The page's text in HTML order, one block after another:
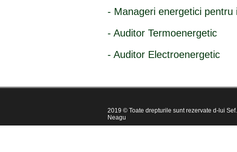
- Manageri energetici pentru
- Auditor Termoenergetic
- Auditor Electroenergetic
2019 © Toate drepturile sunt rezervate d-lui
Neagu